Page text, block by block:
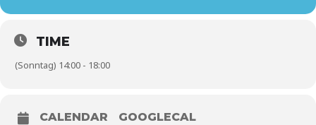
TIME
(Sonntag) 14:00 - 18:00
CALENDAR GOOGLECAL